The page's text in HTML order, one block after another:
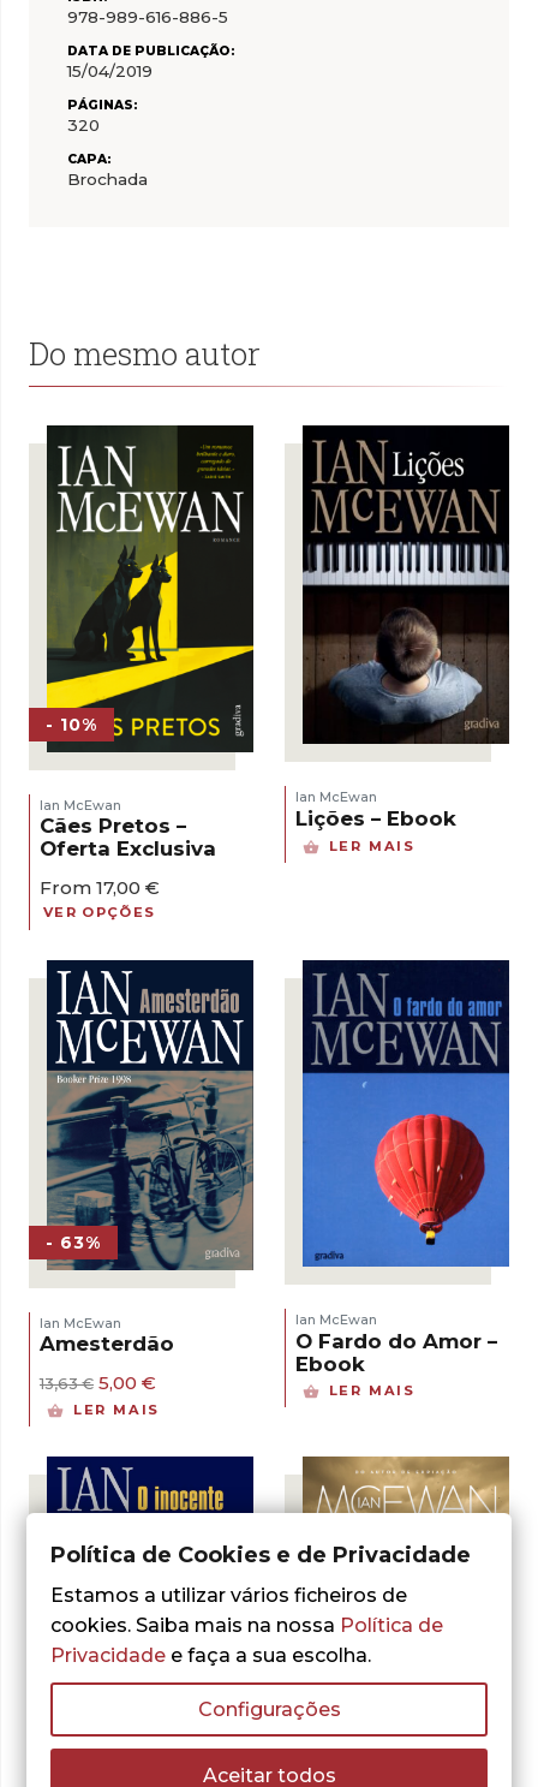
978-989-616-886-5
DATA DE PUBLICAÇÃO:
15/04/2019
PÁGINAS:
320
CAPA:
Brochada
Do mesmo autor
- 10%
Ian McEwan
Cães Pretos –
Oferta Exclusiva
From 17,00 €
VER OPÇÕES
Ian McEwan
Lições – Ebook
LER MAIS
- 63%
Ian McEwan
Amesterdão
13,63€ O
preço
original
13,63 €.
5,00 €
preço
atual
5,00 €.
LER MAIS
Ian McEwan
O Fardo do Amor –
Ebook
LER MAIS
- 71% - 10%
Política de Cookies e de Privacidade
Estamos a utilizar vários ficheiros de
cookies. Saiba mais na nossa Política de
Privacidade e faça a sua escolha.
Configurações
Aceitar todos